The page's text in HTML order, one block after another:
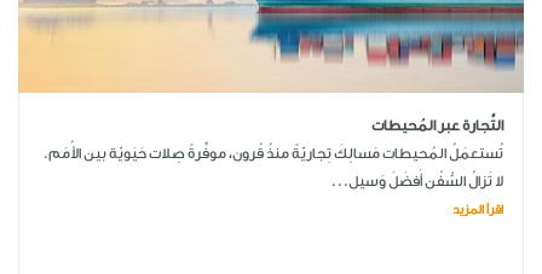
التِّجارة عبر المُحيطات
تُستعمَلُ المُحيطات مَسالِكَ تِجاريّةً منذُ قُرون، موفِّرةً صِلات حَيَويّة بين الأُمَم.
لا تَزالُ السُّفُن أَفضَلَ وَسيل...
اقرأ المزيد